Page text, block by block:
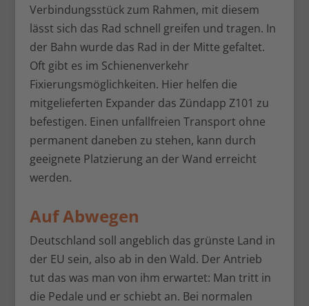
Verbindungsstück zum Rahmen, mit diesem
lässt sich das Rad schnell greifen und tragen. In
der Bahn wurde das Rad in der Mitte gefaltet.
Oft gibt es im Schienenverkehr
Fixierungsmöglichkeiten. Hier helfen die
mitgelieferten Expander das Zündapp Z101 zu
befestigen. Einen unfallfreien Transport ohne
permanent daneben zu stehen, kann durch
geeignete Platzierung an der Wand erreicht
werden.
Auf Abwegen
Deutschland soll angeblich das grünste Land in
der EU sein, also ab in den Wald. Der Antrieb
tut das was man von ihm erwartet: Man tritt in
die Pedale und er schiebt an. Bei normalen